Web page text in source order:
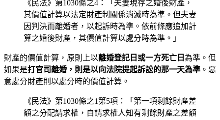
《民法》第1030條之4：「夫妻現存之婚後財產，
其價值計算以法定財產制關係消滅時為準。但夫妻
因判決而離婚者，以起訴時為準。依前條應追加計
算之婚後財產，其價值計算以處分時為準。」
財產的價值計算，原則上以離婚登記日或一方死亡日 為準。但
如果是打官司離婚，則是以向法院提起訴訟的那一天為準 。惡
意處分財產則以處分時的價值計算。
《民法》第1030條之1第5項：「第一項剩餘財產差
額之分配請求權，自請求權人知有剩餘財產之差額